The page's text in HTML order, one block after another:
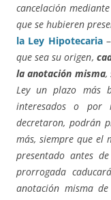
cancelación
que se hubieren
la Ley Hipotecaria–
que sea su origen,
la anotación misma,
Ley un plazo más
interesados o por
decretaron, podrán
más, siempre que el
presentado antes
prorrogada
anotación misma